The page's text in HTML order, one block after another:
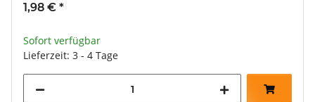
1,98 € *
Sofort verfügbar
Lieferzeit: 3 - 4 Tage